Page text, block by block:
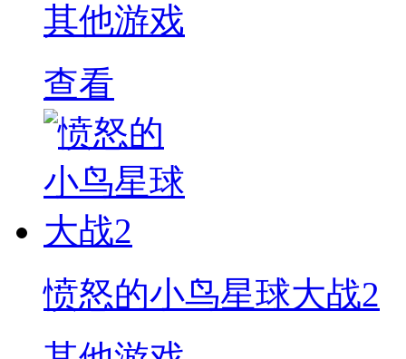
其他游戏
查看
愤怒的小鸟星球大战2